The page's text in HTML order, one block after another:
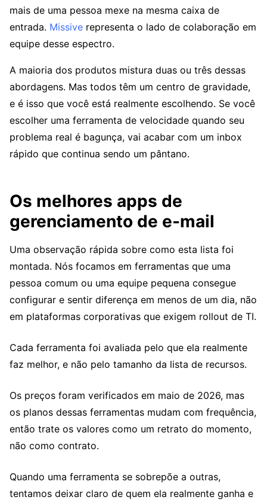
mais de uma pessoa mexe na mesma caixa de
entrada. Missive representa o lado de colaboração em
equipe desse espectro.
A maioria dos produtos mistura duas ou três dessas
abordagens. Mas todos têm um centro de gravidade,
e é isso que você está realmente escolhendo. Se você
escolher uma ferramenta de velocidade quando seu
problema real é bagunça, vai acabar com um inbox
rápido que continua sendo um pântano.
Os melhores apps de
gerenciamento de e-mail
Uma observação rápida sobre como esta lista foi
montada. Nós focamos em ferramentas que uma
pessoa comum ou uma equipe pequena consegue
configurar e sentir diferença em menos de um dia, não
em plataformas corporativas que exigem rollout de TI.
Cada ferramenta foi avaliada pelo que ela realmente
faz melhor, e não pelo tamanho da lista de recursos.
Os preços foram verificados em maio de 2026, mas
os planos dessas ferramentas mudam com frequência,
então trate os valores como um retrato do momento,
não como contrato.
Quando uma ferramenta se sobrepõe a outras,
tentamos deixar claro de quem ela realmente ganha e